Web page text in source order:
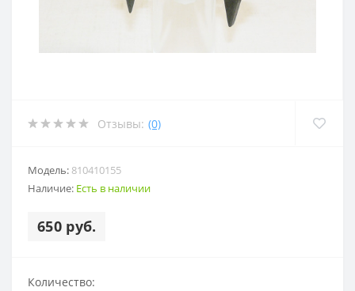
Отзывы: (0)
Модель: 810410155
Наличие: Есть в наличии
650 руб.
Количество: